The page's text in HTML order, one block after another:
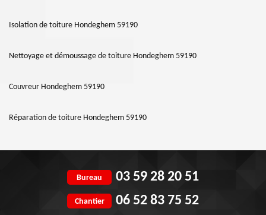
Isolation de toiture Hondeghem 59190
Nettoyage et démoussage de toiture Hondeghem 59190
Couvreur Hondeghem 59190
Réparation de toiture Hondeghem 59190
Bureau 03 59 28 20 51
Chantier 06 52 83 75 52